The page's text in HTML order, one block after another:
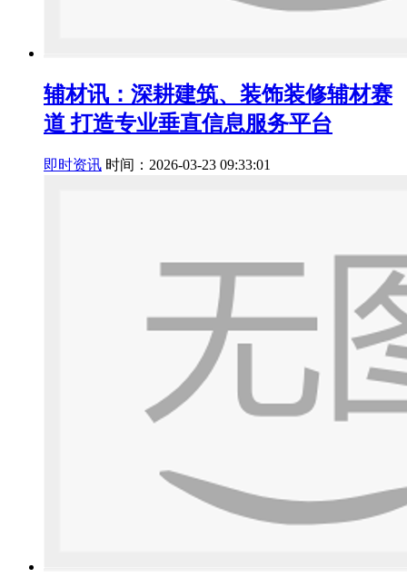
辅材讯：深耕建筑、装饰装修辅材赛
道 打造专业垂直信息服务平台
即时资讯 时间：2026-03-23 09:33:01